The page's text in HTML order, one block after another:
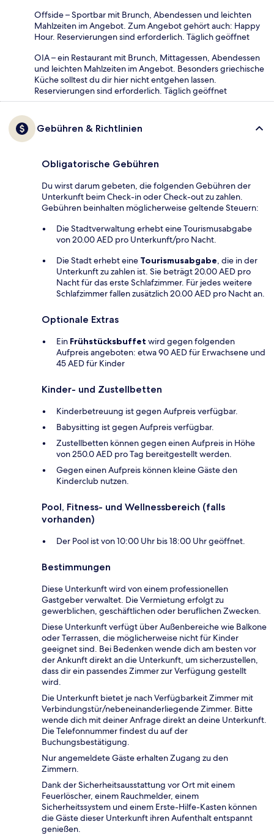
Offside – Sportbar mit Brunch, Abendessen und leichten
Mahlzeiten im Angebot. Zum Angebot gehört auch: Happy
Hour. Reservierungen sind erforderlich. Täglich geöffnet
OIA – ein Restaurant mit Brunch, Mittagessen, Abendessen
und leichten Mahlzeiten im Angebot. Besonders griechische
Küche solltest du dir hier nicht entgehen lassen.
Reservierungen sind erforderlich. Täglich geöffnet
Gebühren & Richtlinien
Obligatorische Gebühren
Du wirst darum gebeten, die folgenden Gebühren der
Unterkunft beim Check-in oder Check-out zu zahlen.
Gebühren beinhalten möglicherweise geltende Steuern:
Die Stadtverwaltung erhebt eine Tourismusabgabe
von 20.00 AED pro Unterkunft/pro Nacht.
Die Stadt erhebt eine Tourismusabgabe, die in der
Unterkunft zu zahlen ist. Sie beträgt 20.00 AED pro
Nacht für das erste Schlafzimmer. Für jedes weitere
Schlafzimmer fallen zusätzlich 20.00 AED pro Nacht an.
Optionale Extras
Ein Frühstücksbuffet wird gegen folgenden
Aufpreis angeboten: etwa 90 AED für Erwachsene und
45 AED für Kinder
Kinder- und Zustellbetten
Kinderbetreuung ist gegen Aufpreis verfügbar.
Babysitting ist gegen Aufpreis verfügbar.
Zustellbetten können gegen einen Aufpreis in Höhe
von 250.0 AED pro Tag bereitgestellt werden.
Gegen einen Aufpreis können kleine Gäste den
Kinderclub nutzen.
Pool, Fitness- und Wellnessbereich (falls
vorhanden)
Der Pool ist von 10:00 Uhr bis 18:00 Uhr geöffnet.
Bestimmungen
Diese Unterkunft wird von einem professionellen
Gastgeber verwaltet. Die Vermietung erfolgt zu
gewerblichen, geschäftlichen oder beruflichen Zwecken.
Diese Unterkunft verfügt über Außenbereiche wie Balkone
oder Terrassen, die möglicherweise nicht für Kinder
geeignet sind. Bei Bedenken wende dich am besten vor
der Ankunft direkt an die Unterkunft, um sicherzustellen,
dass dir ein passendes Zimmer zur Verfügung gestellt
wird.
Die Unterkunft bietet je nach Verfügbarkeit Zimmer mit
Verbindungstür/nebeneinanderliegende Zimmer. Bitte
wende dich mit deiner Anfrage direkt an deine Unterkunft.
Die Telefonnummer findest du auf der
Buchungsbestätigung.
Nur angemeldete Gäste erhalten Zugang zu den
Zimmern.
Dank der Sicherheitsausstattung vor Ort mit einem
Feuerlöscher, einem Rauchmelder, einem
Sicherheitssystem und einem Erste-Hilfe-Kasten können
die Gäste dieser Unterkunft ihren Aufenthalt entspannt
genießen.